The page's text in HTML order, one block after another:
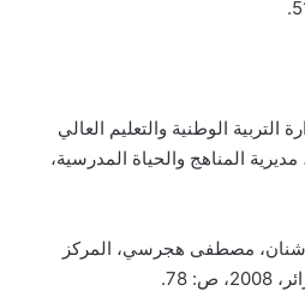
التربية الوطنية والتعليم العالي
المناهج والحياة المدرسية،
شنان، مصطفى هجرسي، المركز
78.